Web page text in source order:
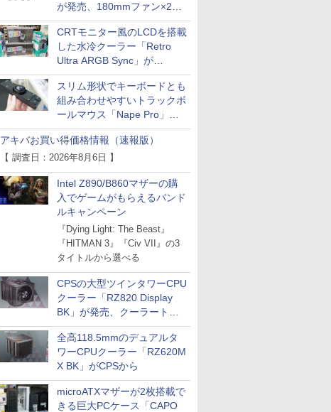
が発売、180mmファン×2搭
載
CRTモニター風のLCDを搭載
した水冷クーラー「Retro
Ultra ARGB Sync」が
Thermaltakeから
スリム形状でキーボードとも
組み合わせやすいトラックボ
ールマウス「Nape Pro」が
Keychronから
アキバお買い得価格情報（速報版）
【 調査日：2026年8月6日 】
Intel Z890/B860マザーの購
入でゲームがもらえるバンド
ルキャンペーン
『Dying Light: The Beast』
『HITMAN 3』『Civ VII』の3
タイトルから選べる
CPSの大型ツインタワーCPU
クーラー「RZ820 Display
BK」が発売、クーラートッ
プに5インチ液晶搭載
全高118.5mmのデュアルタ
ワーCPUクーラー「RZ620M
X BK」がCPSから
microATXマザーが2枚搭載で
きる巨大PCケース「CAPO